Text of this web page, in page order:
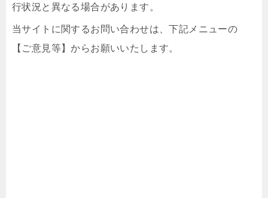
行状況と異なる場合があります。
当サイトに関するお問い合わせは、下記メニューの
【ご意見等】からお願いいたします。